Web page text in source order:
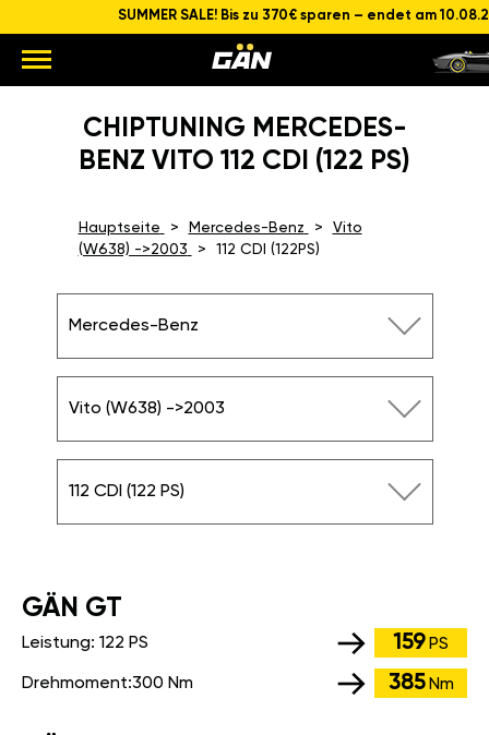
SUMMER SALE! Bis zu 370€ sparen – endet am
CHIPTUNING MERCEDES-
BENZ VITO 112 CDI (122 PS)
Hauptseite Mercedes-Benz
Vito
(W638) ->2003
112 CDI (122PS)
Mercedes-Benz
Vito (W638) ->2003
112 CDI (122 PS)
GÄN GT
Leistung: 122 PS 159 PS
Drehmoment:300 Nm 385 Nm